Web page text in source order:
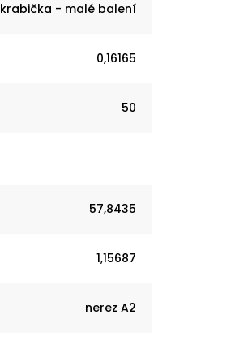
krabička - malé balení
0,16165
50
57,8435
1,15687
nerez A2